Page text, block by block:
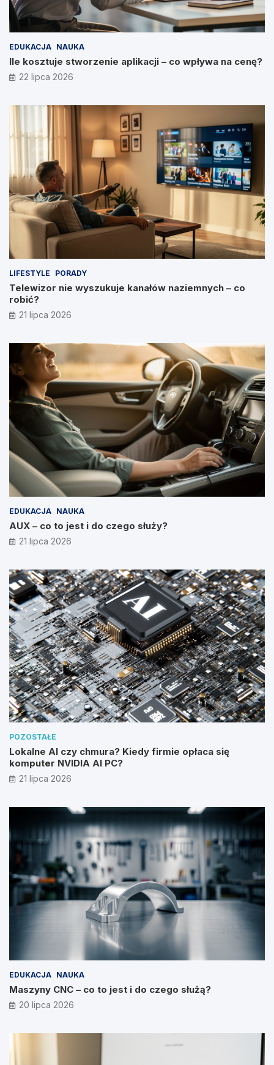
EDUKACJA NAUKA
Ile kosztuje stworzenie aplikacji – co wpływa na cenę?
22 lipca 2026
LIFESTYLE PORADY
Telewizor nie wyszukuje kanałów naziemnych – co
robić?
21 lipca 2026
EDUKACJA NAUKA
AUX – co to jest i do czego służy?
21 lipca 2026
POZOSTAŁE
Lokalne AI czy chmura? Kiedy firmie opłaca się
komputer NVIDIA AI PC?
21 lipca 2026
EDUKACJA NAUKA
Maszyny CNC – co to jest i do czego służą?
20 lipca 2026